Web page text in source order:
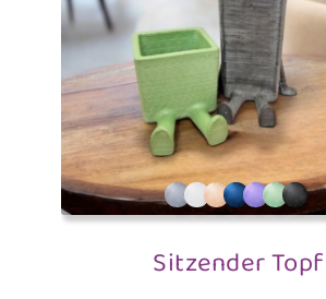
Sitzender Topf